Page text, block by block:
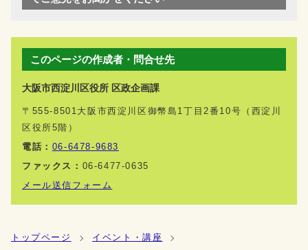
このページの作成者・問合せ先
大阪市西淀川区役所 区政企画課
〒555-8501大阪市西淀川区御幣島1丁目2番10号（西淀川
区役所5階）
電話： 06-6478-9683
ファックス： 06-6477-0635
メール送信フォーム
トップページ
イベント・講座